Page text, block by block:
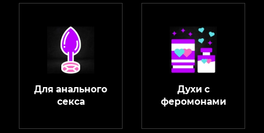
Для анального
секса
Духи с
феромонами